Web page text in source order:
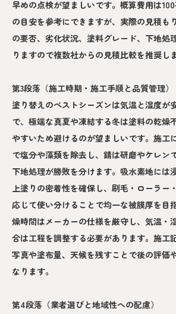
早めの点検が望ましいです。概算費用は
の目安を参考にできますが、実際の見積も
の要否、劣化状況、塗料グレード、下地処
りますので複数社からの見積比較を推奨しま
第3段落（施工時期・施工手順と品質管理）
塗り替えのベストシーズンは気温と湿度が
で、極端な真夏や凍結する冬は塗料の乾燥
やすいため避けるのが望ましいです。施工
で塩分や藻類を除去し、錆は研磨やケレン
下地処理が勝敗を分けます。吸水素地には
上塗りの密着性を確保し、刷毛・ローラー
応じて使い分けることで均一な被膜厚を目
燥時間はメーカーの仕様を厳守し、気温・
合は工程を調整する必要があります。施工
写真や塗布量、天候を残すことで後の評価
なります。
第4段落（業者選びと地域性への配慮）